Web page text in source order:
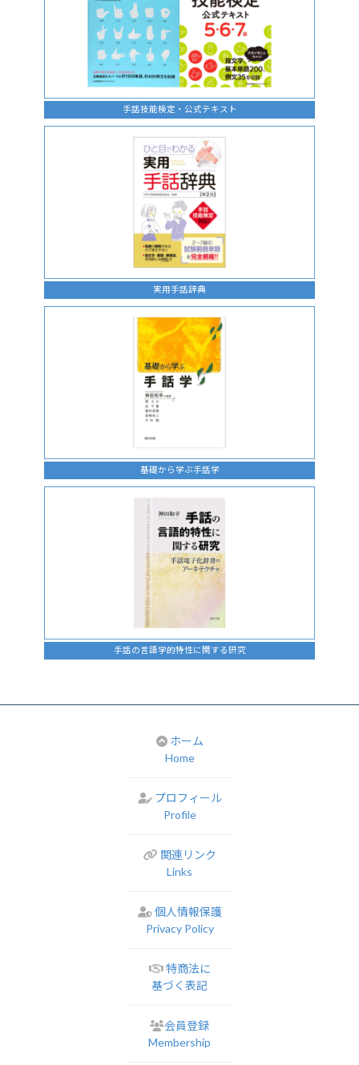
手話技能検定・公式テキスト
実用手話辞典
基礎から学ぶ手話学
手話の言語学的特性に関する研究
ホーム
Home
プロフィール
Profile
関連リンク
Links
個人情報保護
Privacy Policy
特商法に
基づく表記
会員登録
Membership